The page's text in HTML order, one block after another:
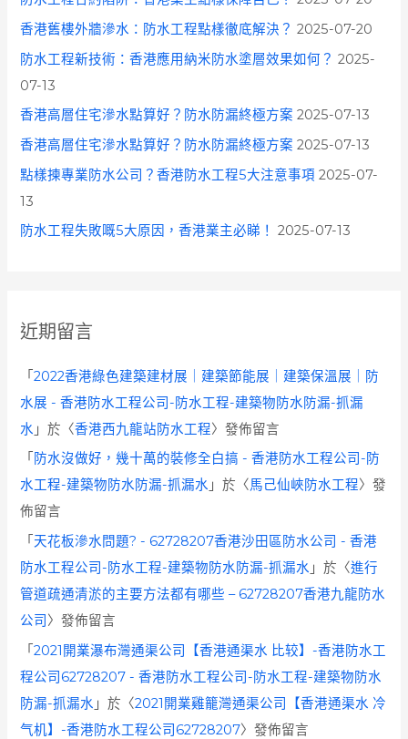
香港舊樓外牆滲水：防水工程點樣徹底解決？ 2025-07-20
防水工程新技術：香港應用納米防水塗層效果如何？ 2025-
07-13
香港高層住宅滲水點算好？防水防漏終極方案 2025-07-13
香港高層住宅滲水點算好？防水防漏終極方案 2025-07-13
點樣揀專業防水公司？香港防水工程5大注意事項 2025-07-
13
防水工程失敗嘅5大原因，香港業主必睇！
2025-07-13
近期留言
「2022香港綠色建築建材展｜建築節能展｜建築保溫展｜防
水展 - 香港防水工程公司-防水工程-建築物防水防漏-抓漏
水 」於〈香港西九龍站防水工程〉發佈留言
「 防水沒做好，幾十萬的裝修全白搞 - 香港防水工程公司-防
水工程-建築物防水防漏-抓漏水 」於〈馬己仙峽防水工程〉發
佈留言
「 天花板滲水問題? - 62728207香港沙田區防水公司 - 香港
防水工程公司-防水工程-建築物防水防漏-抓漏水 」於〈進行
管道疏通清淤的主要方法都有哪些 – 62728207香港九龍防水
公司 〉發佈留言
「2021開業瀑布灣通渠公司【香港通渠水 比较】-香港防水工
程公司62728207 - 香港防水工程公司-防水工程-建築物防水
防漏-抓漏水 」於〈2021開業雞籠灣通渠公司【香港通渠水 冷
气机】-香港防水工程公司62728207〉發佈留言